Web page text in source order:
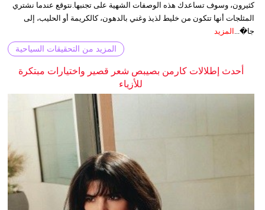
كثيرون، وسوف تساعدك هذه الوصفات الشهية على تجنبها.نتوقع عندما نشتري
المثلجات أنها تتكون من خليط لذيذ وغني بالدهون، كالكريمة أو الحليب، إلى
جا�... المزيد
المزيد من التحقيقات السياحية
أحدث إطلالات كارمن بصيبص شعر قصير واختيارات مبتكرة
للأزياء